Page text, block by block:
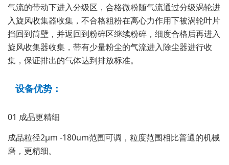
气流的带动下进入分级区，合格微粉随气流通过分级涡轮进
入旋风收集器收集，不合格粗粉在离心力作用下被涡轮叶片
挡回到筒壁，并返回到粉碎区继续粉碎，细度合格后再进入
旋风收集器收集，带有少量粉尘的气流进入除尘器进行收
集，保证排出的气体达到排放标准。
设备优势：
01 成品更精细
成品粒径2μm -180um范围可调，粒度范围相比普通的机械
磨，更精细。